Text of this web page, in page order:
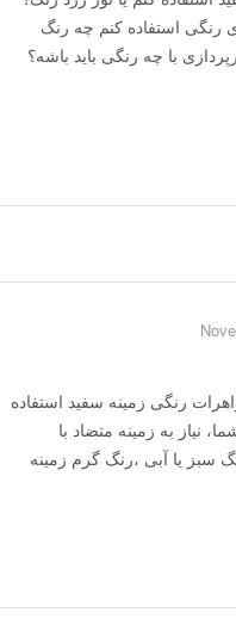
رنگی استفاده کنم چه رنگ
با چه رنگی باید باشه؟
رنگی زمینه سفید استفاده
نیاز به زمینه متضاد با
سبز یا آبی ،رنگ گرم زمینه